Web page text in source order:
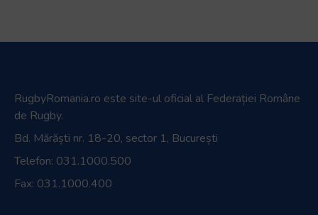
RugbyRomania.ro este site-ul oficial al Federației Române
de Rugby.
Bd. Mărăști nr. 18-20, sector 1, București
Telefon: 031.1000.500
Fax: 031.1000.400